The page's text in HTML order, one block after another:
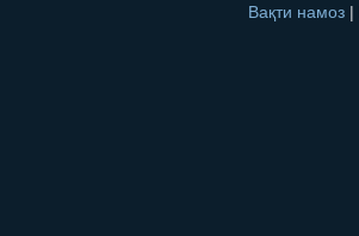
Вақти намоз |